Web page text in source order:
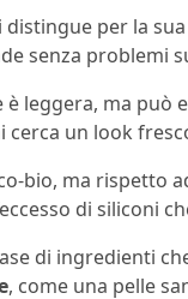
per la sua
senza problemi
è leggera, ma
cerca un look
bio, ma rispetto
di siliconi
di ingredienti
, come una pelle